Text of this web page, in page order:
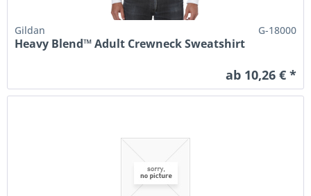
Gildan G-18000
Heavy Blend™ Adult Crewneck Sweatshirt
ab 10,26 € *